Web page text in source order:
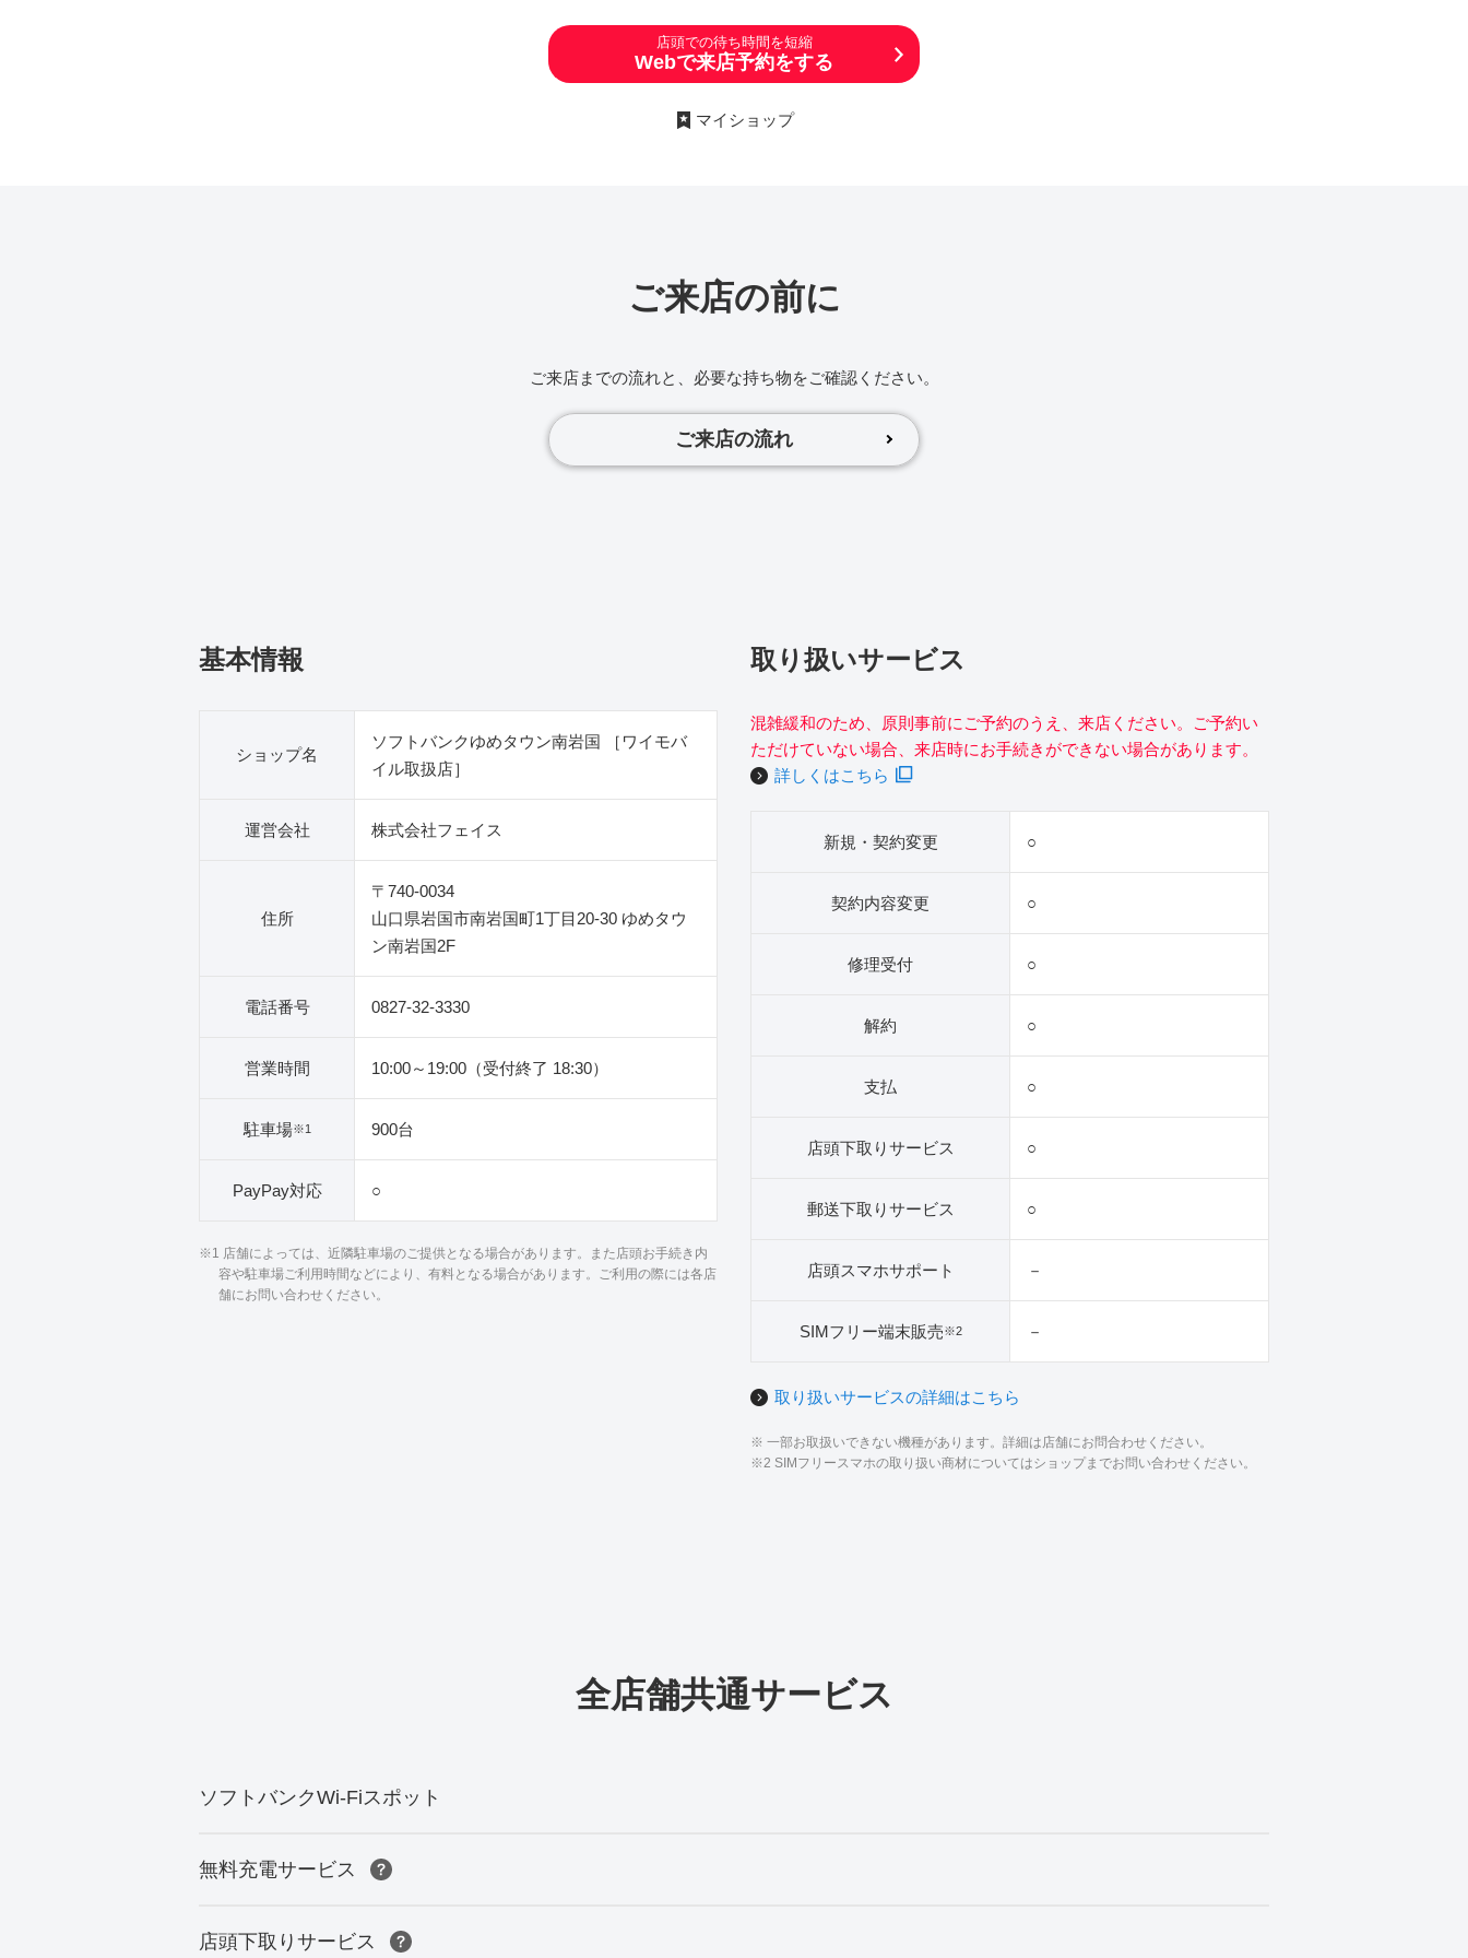
店頭での待ち時間を短縮
Webで来店予約をする
マイショップ
ご来店の前に
ご来店までの流れと、必要な持ち物をご確認ください。
ご来店の流れ
基本情報
ショップ名
ソフトバンクゆめタウン南岩国 ［ワイモバ
イル取扱店］
運営会社 株式会社フェイス
住所
〒740-0034
山口県岩国市南岩国町1丁目20‐30 ゆめタウ
ン南岩国2F
電話番号 0827-32-3330
営業時間 10:00～19:00（受付終了 18:30）
駐車場※1 900台
PayPay対応 ○
※1 店舗によっては、近隣駐車場のご提供となる場合があります。また店頭お手続き内
容や駐車場ご利用時間などにより、有料となる場合があります。ご利用の際には各店
舗にお問い合わせください。
取り扱いサービス
混雑緩和のため、原則事前にご予約のうえ、来店ください。ご予約い
ただけていない場合、来店時にお手続きができない場合があります。
詳しくはこちら
新規・契約変更 ○
契約内容変更 ○
修理受付 ○
解約 ○
支払 ○
店頭下取りサービス ○
郵送下取りサービス ○
店頭スマホサポート －
SIMフリー端末販売※2 －
取り扱いサービスの詳細はこちら
※ 一部お取扱いできない機種があります。詳細は店舗にお問合わせください。
※2 SIMフリースマホの取り扱い商材についてはショップまでお問い合わせください。
全店舗共通サービス
ソフトバンクWi-Fiスポット
無料充電サービス
店頭下取りサービス